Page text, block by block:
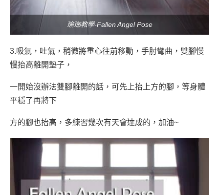
瑜珈教學-Fallen Angel Pose
3.吸氣，吐氣，稍微將重心往前移動，手肘彎曲，雙腳慢
慢抬高離開墊子，
一開始沒辦法雙腳離開的話，可先上抬上方的腳，等身體
平穩了再將下
方的腳也抬高，多練習幾次有天會達成的，加油~